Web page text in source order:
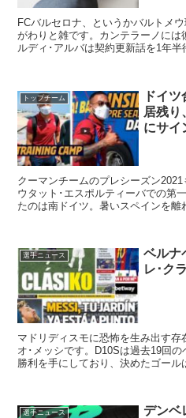
FCバルセロナ、というかバルトメ
がわりと雑です。カンテラーノには
ルディ･アルバは契約更新話を1年半
トップチーム
ドイ
居残り
にサイ
クーマンチームのプレシーズン
ウタット･エスポルティーバでの第
たのは南ドイツ。暑いスペインを離
グと親善試合の1週間の始まりです
選手ニュース
ベルナ
レ･ク
マドリディスモに恐怖を生み出す
オ･メッシです。D10Sは過去19回
勝利を手にしており、決めたゴール
選手ニュース
デンベ